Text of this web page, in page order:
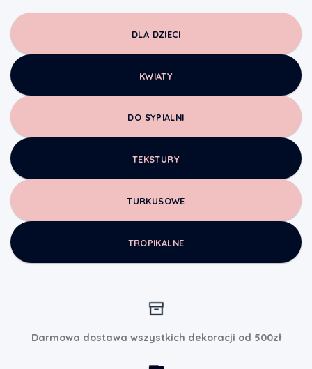
DLA DZIECI
KWIATY
DO SYPIALNI
TEKSTURY
TURKUSOWE
TROPIKALNE
Darmowa dostawa wszystkich dekoracji od 500zł